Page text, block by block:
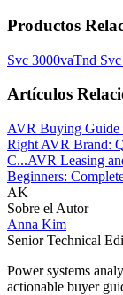
Productos
Svc 3000vaTnd
Artículos
AVR Buying Guide
Right AVR Brand:
C...AVR Leasing
Beginners:
AK
Sobre el Autor
Anna Kim
Senior Technical
Power systems
actionable buyer